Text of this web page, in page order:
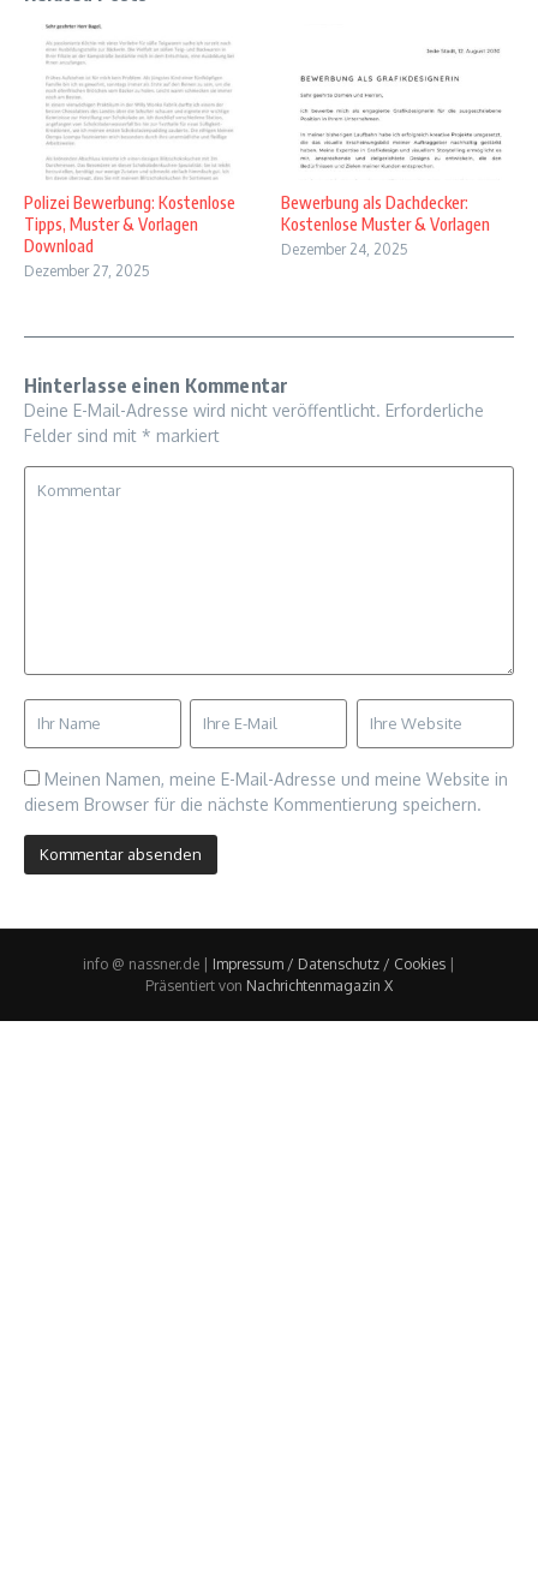
Polizei Bewerbung: Kostenlose
Tipps, Muster & Vorlagen
Download
Dezember 27, 2025
Bewerbung als Dachdecker:
Kostenlose Muster & Vorlagen
Dezember 24, 2025
Hinterlasse einen Kommentar
Deine E-Mail-Adresse wird nicht veröffentlicht. Erforderliche
Felder sind mit * markiert
Meinen Namen, meine E-Mail-Adresse und meine Website in
diesem Browser für die nächste Kommentierung speichern.
info @ nassner.de | Impressum / Datenschutz / Cookies |
Präsentiert von Nachrichtenmagazin X